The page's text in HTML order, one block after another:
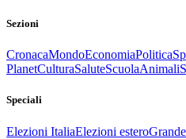
Sezioni
CronacaMondoEconomiaPolitica
PlanetCulturaSaluteScuolaAnimali
Speciali
Elezioni ItaliaElezioni estero